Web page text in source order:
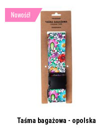
Taśma bagażowa - opolska
Nowość!